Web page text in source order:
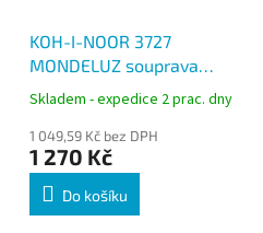
KOH-I-NOOR 3727
MONDELUZ souprava
akvarelových pastelek, 72
barev, kovová kazeta
Skladem - expedice 2 prac. dny
1 049,59 Kč bez DPH
1 270 Kč
Do košíku